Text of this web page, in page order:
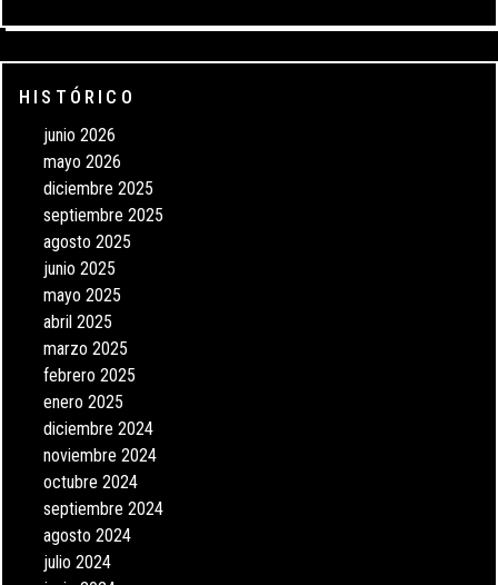
HISTÓRICO
junio 2026
mayo 2026
diciembre 2025
septiembre 2025
agosto 2025
junio 2025
mayo 2025
abril 2025
marzo 2025
febrero 2025
enero 2025
diciembre 2024
noviembre 2024
octubre 2024
septiembre 2024
agosto 2024
julio 2024